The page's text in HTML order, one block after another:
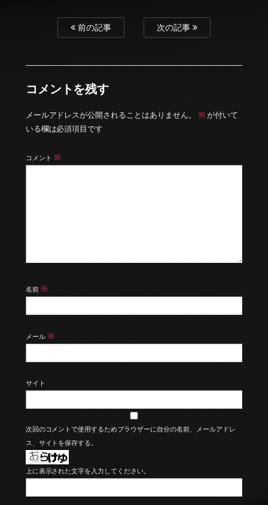
前の記事 次の記事
コメントを残す
メールアドレスが公開されることはありません。 ※ が付いて
いる欄は必須項目です
コメント ※
名前 ※
メール ※
サイト
次回のコメントで使用するためブラウザーに自分の名前、メールアドレ
ス、サイトを保存する。
上に表示された文字を入力してください。